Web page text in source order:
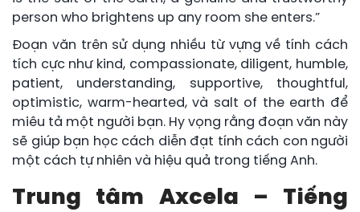
person who brightens up any room she enters.”
Đoạn văn trên sử dụng nhiều từ vựng về tính cách
tích cực như kind, compassionate, diligent, humble,
patient, understanding, supportive, thoughtful,
optimistic, warm-hearted, và salt of the earth để
miêu tả một người bạn. Hy vọng rằng đoạn văn này
sẽ giúp bạn học cách diễn đạt tính cách con người
một cách tự nhiên và hiệu quả trong tiếng Anh.
Trung tâm Axcela – Tiếng